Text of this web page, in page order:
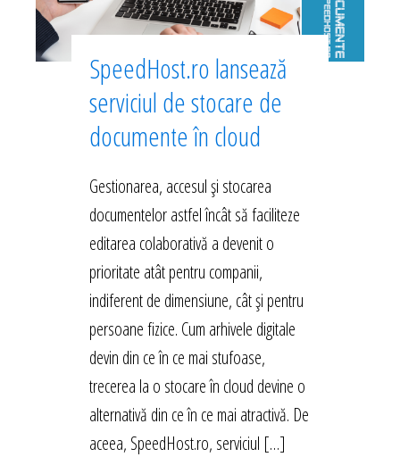
SpeedHost.ro lansează
serviciul de stocare de
documente în cloud
Gestionarea, accesul și stocarea
documentelor astfel încât să faciliteze
editarea colaborativă a devenit o
prioritate atât pentru companii,
indiferent de dimensiune, cât și pentru
persoane fizice. Cum arhivele digitale
devin din ce în ce mai stufoase,
trecerea la o stocare în cloud devine o
alternativă din ce în ce mai atractivă. De
aceea, SpeedHost.ro, serviciul […]